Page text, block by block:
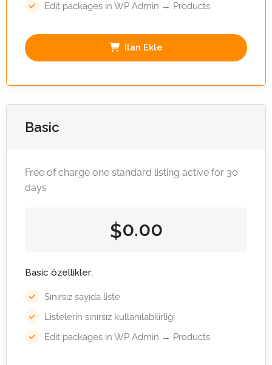
Edit packages in WP Admin → Products
İlan Ekle
Basic
Free of charge one standard listing active for 30
days
$0.00
Basic özellikler:
Sınırsız sayıda liste
Listelerin sınırsız kullanılabilirliği
Edit packages in WP Admin → Products